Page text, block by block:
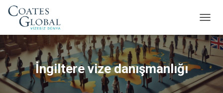
AÇ/
İngiltere vize danışmanlığı